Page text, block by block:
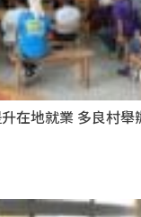
升在地就業 多良村